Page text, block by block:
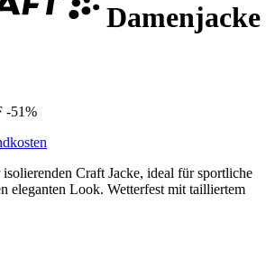
Damenjacke
-51%
Craft Jacke, ideal für sportliche
eleganten Look. Wetterfest mit tailliertem